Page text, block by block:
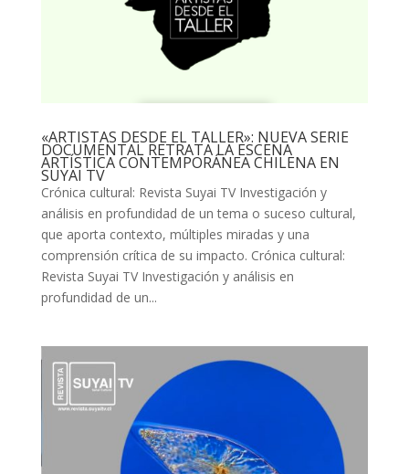
«ARTISTAS DESDE EL TALLER»: NUEVA SERIE
DOCUMENTAL RETRATA LA ESCENA
ARTÍSTICA CONTEMPORÁNEA CHILENA EN
SUYAI TV
Crónica cultural: Revista Suyai TV Investigación y
análisis en profundidad de un tema o suceso cultural,
que aporta contexto, múltiples miradas y una
comprensión crítica de su impacto. Crónica cultural:
Revista Suyai TV Investigación y análisis en
profundidad de un...